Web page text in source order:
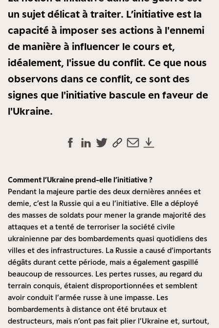
un sujet délicat à traiter. L’initiative est la
capacité à imposer ses actions à l'ennemi
de manière à influencer le cours et,
idéalement, l'issue du conflit. Ce que nous
observons dans ce conflit, ce sont des
signes que l'initiative bascule en faveur de
l'Ukraine.
Comment l’Ukraine prend-elle l’initiative ?
Pendant la majeure partie des deux dernières années et
demie, c’est la Russie qui a eu l’initiative. Elle a déployé
des masses de soldats pour mener la grande majorité des
attaques et a tenté de terroriser la société civile
ukrainienne par des bombardements quasi quotidiens des
villes et des infrastructures. La Russie a causé d’importants
dégâts durant cette période, mais a également gaspillé
beaucoup de ressources. Les pertes russes, au regard du
terrain conquis, étaient disproportionnées et semblent
avoir conduit l’armée russe à une impasse. Les
bombardements à distance ont été brutaux et
destructeurs, mais n’ont pas fait plier l’Ukraine et, surtout,